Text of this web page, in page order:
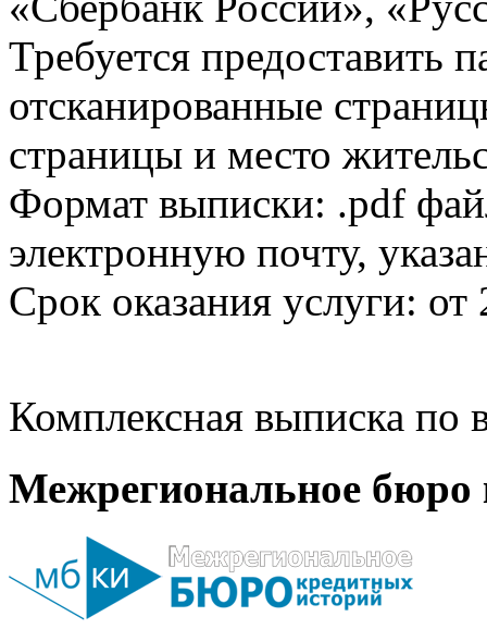
Требуется предоставить
отсканированные
страницы и место
Формат выписки: .pdf
электронную почту,
Срок оказания услуги: от
Комплексная выписка
Межрегиональное бюро